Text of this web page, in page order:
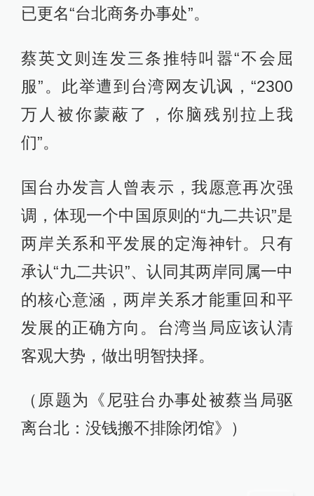
已更名“台北商务办事处”。
蔡英文则连发三条推特叫嚣“不会屈
服”。此举遭到台湾网友讥讽，“2300
万人被你蒙蔽了，你脑残别拉上我
们”。
国台办发言人曾表示，我愿意再次强
调，体现一个中国原则的“九二共识”是
两岸关系和平发展的定海神针。只有
承认“九二共识”、认同其两岸同属一中
的核心意涵，两岸关系才能重回和平
发展的正确方向。台湾当局应该认清
客观大势，做出明智抉择。
（原题为《尼驻台办事处被蔡当局驱
离台北：没钱搬不排除闭馆》）